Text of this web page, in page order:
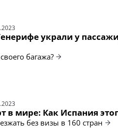
украли у
багажа?
в мире: Как Испания
без визы в 160 стран